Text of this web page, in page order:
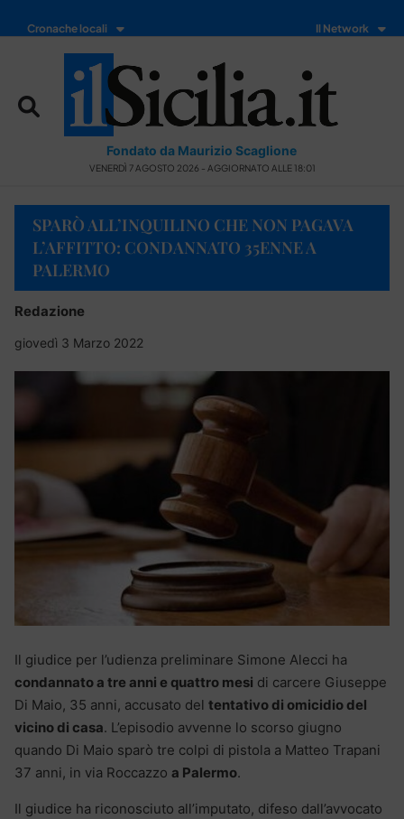
Cronache locali Il Network
Fondato da Maurizio Scaglione
VENERDÌ 7 AGOSTO 2026 - AGGIORNATO ALLE 18:01
SPARÒ ALL’INQUILINO CHE NON PAGAVA
L’AFFITTO: CONDANNATO 35ENNE A
PALERMO
Redazione
giovedì 3 Marzo 2022
Il giudice per l’udienza preliminare Simone Alecci ha
condannato a tre anni e quattro mesi di carcere Giuseppe
Di Maio, 35 anni, accusato del tentativo di omicidio del
vicino di casa. L’episodio avvenne lo scorso giugno
quando Di Maio sparò tre colpi di pistola a Matteo Trapani
37 anni, in via Roccazzo a Palermo.
Il giudice ha riconosciuto all’imputato, difeso dall’avvocato